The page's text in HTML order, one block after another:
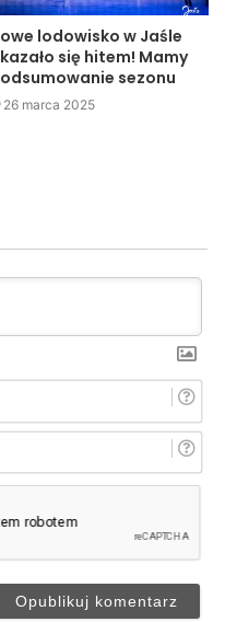
Krzysztofa Szajnickiego.
sprawia, że droga
lodowisko w Jaśle
się hitem! Mamy
sezonu
26 marca 2025
i
m